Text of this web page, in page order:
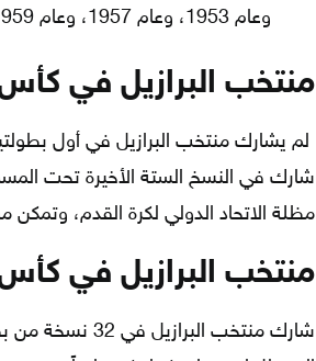
وعام 1953، وعام 1957، وعام 1959، وعام 1983، وعام 1991، وعام 1995.
منتخب البرازيل في كأس
لم يشارك منتخب البرازيل في أول
شارك في النسخ الستة الأخيرة تحت
مظلة الاتحاد الدولي لكرة القدم،
منتخب البرازيل في كأس
شارك منتخب